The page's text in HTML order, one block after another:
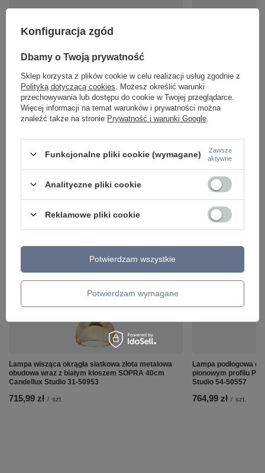
Czarna okrągła druciana lampa sufitowa ze
szklanym wewnętrznym kloszem SONTE 40 cm
502,99 zł / szt.
ZOBACZ RÓWNIEŻ
Lampa wisząca okrągła siatkowa złota metalowa
obudowa wraz z białym kloszem SOPRA 40cm
Candellux Studio 31-50953
715,99 zł / szt.
Lampa podłogowa
pionowym profilu
Studio 54-50557
764,99 zł / szt.
Konfiguracja zgód
Dbamy o Twoją prywatność
Sklep korzysta z plików cookie w celu realizacji usług zgodnie z
Polityką dotyczącą cookies . Możesz określić warunki
przechowywania lub dostępu do cookie w Twojej przeglądarce.
Więcej informacji na temat warunków i prywatności można
znaleźć także na stronie Prywatność i warunki Google
Funkcjonalne pliki cookie (wymagane)
Zawsze
aktywne
Analityczne pliki cookie
Reklamowe pliki cookie
Potwierdzam wymagane
Potwierdzam wszystkie